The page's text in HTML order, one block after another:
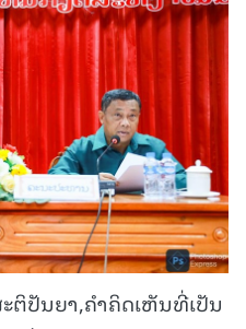
ຕິປັນຍາ,ຄໍາຄິດເຫັນທີ່ເປັນ